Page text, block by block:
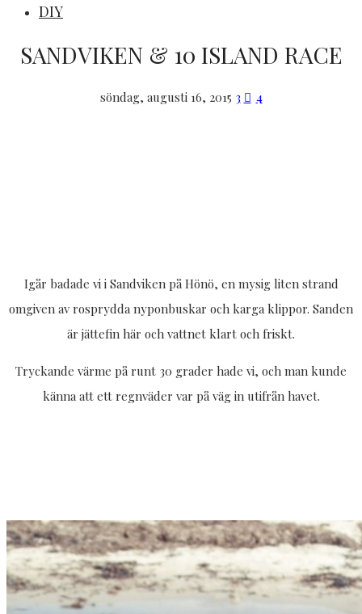
DIY
SANDVIKEN & 10 ISLAND RACE
söndag, augusti 16, 2015 3 4
Igår badade vi i Sandviken på Hönö, en mysig liten strand
omgiven av rosprydda nyponbuskar och karga klippor. Sanden
är jättefin här och vattnet klart och friskt.
Tryckande värme på runt 30 grader hade vi, och man kunde
känna att ett regnväder var på väg in utifrån havet.